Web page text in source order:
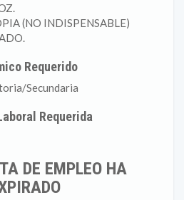
(NO INDISPENSABLE)
Requerido
Secundaria
Requerida
DE EMPLEO HA